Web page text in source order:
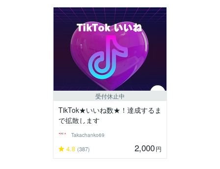
受付休止中
TikTok★いいね数★！達成するま
で拡散します
Takachanko69
4.8 (387) 2,000円